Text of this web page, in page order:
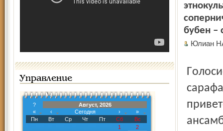
Управление
?
Август, 2026
«
‹ Сегодня ›
»
Пн
Вт Ср Чт Пт Сб
Вс
1
2
бубен –
Юлиан
Голосистой гармонике в руках красной девицы в русском